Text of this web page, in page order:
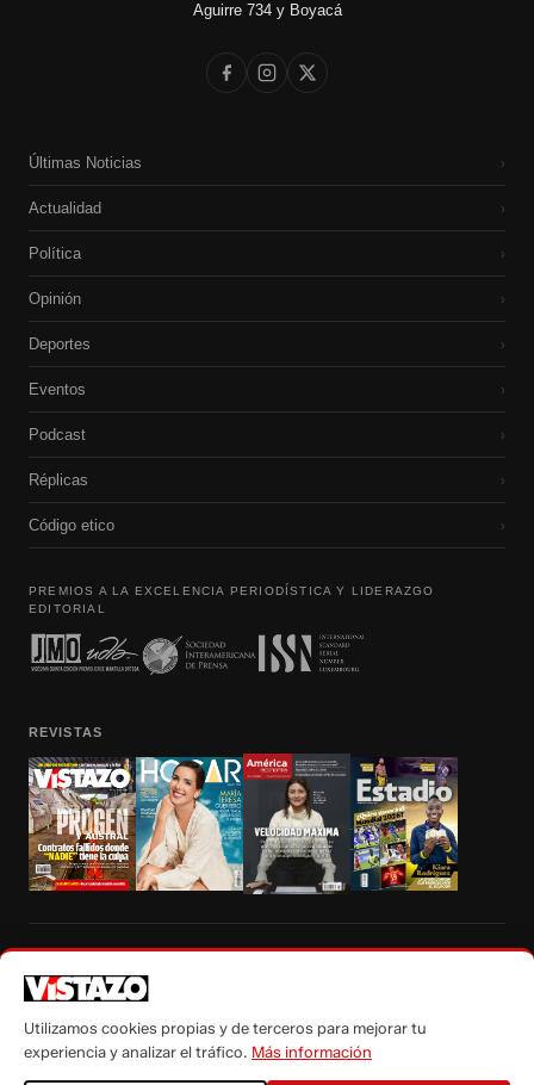
Aguirre 734 y Boyacá
Últimas Noticias ›
Actualidad ›
Política ›
Opinión ›
Deportes ›
Eventos ›
Podcast ›
Réplicas ›
Código etico ›
PREMIOS A LA EXCELENCIA PERIODÍSTICA Y LIDERAZGO
EDITORIAL
REVISTAS
autorización escrita de su titular, de todos los contenidos de Vistazo.com.
Utilizamos cookies propias y de terceros para mejorar tu
experiencia y analizar el tráfico. Más información